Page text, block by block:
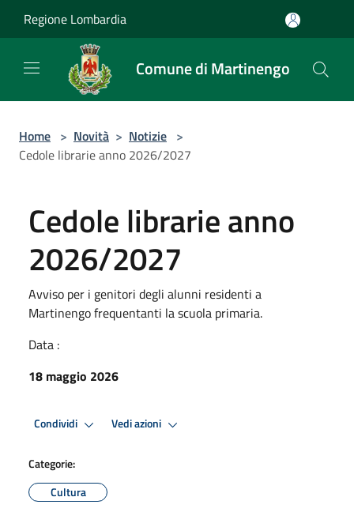
Regione Lombardia
Comune di Martinengo
Home > Novità > Notizie >
Cedole librarie anno 2026/2027
Cedole librarie anno
2026/2027
Avviso per i genitori degli alunni residenti a
Martinengo frequentanti la scuola primaria.
Data :
18 maggio 2026
Condividi Vedi azioni
Categorie:
Cultura